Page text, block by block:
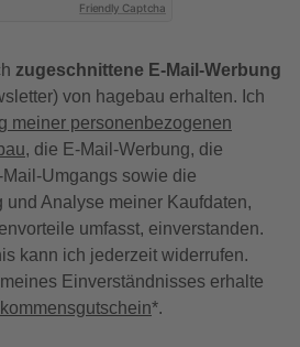
Friendly Captcha
zugeschnittene E-Mail-Werbung
von hagebau erhalten. Ich
meiner personenbezogenen
, die E-Mail-Werbung, die
Umgangs sowie die
und Analyse meiner Kaufdaten,
umfasst, einverstanden.
kann ich jederzeit widerrufen.
Einverständnisses erhalte
*.